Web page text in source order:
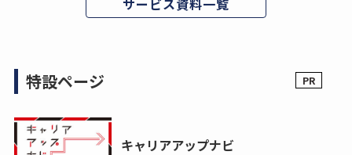
サービス資料一覧
特設ページ
キャリアアップナビ